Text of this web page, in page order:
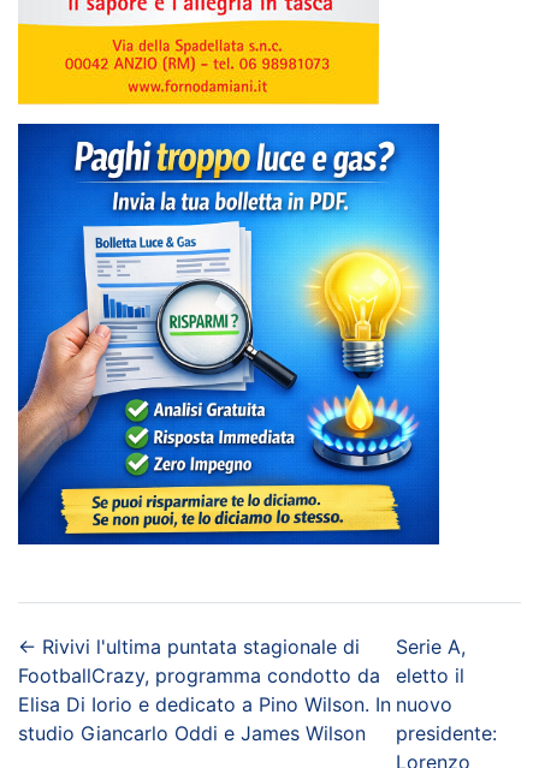
← Rivivi l'ultima puntata stagionale di
FootballCrazy, programma condotto da
Elisa Di Iorio e dedicato a Pino Wilson. In
studio Giancarlo Oddi e James Wilson
Serie A,
eletto il
nuovo
presidente:
Lorenzo